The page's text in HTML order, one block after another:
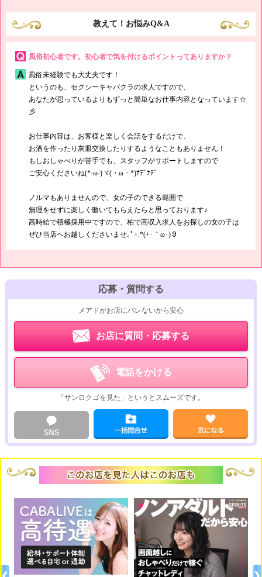
柏は交通の便も良いので、都内へのアクセスもラクチン(｡･ω･。)
また、駅周辺は、夜でも明るいのでにぎやかですよ～☆彡
常に人通りが多く、飲み屋さんや風俗店なんかも多いです！
もちろん、当店もたくさんのお客様にご来店いただいておりますので、
高収入が稼ぎやすいバイトとなっています♪
さっそく体験入店に来ちゃってくださいね(*´ω｀*)
教えて！お悩みQ&A
風俗初心者です。初心者で気を付けるポイントってありますか？
風俗未経験でも大丈夫です！
というのも、セクシーキャバクラの求人ですので、
あなたが思っているよりもずっと簡単なお仕事内容となっています☆
彡
お仕事内容は、お客様と楽しく会話をするだけで、
お酒を作ったり灰皿交換したりするようなこともありません！
もしおしゃべりが苦手でも、スタッフがサポートしますので
ご安心くださいね(*-ω-)ヾ(・ω・*)ﾅﾃﾞﾅﾃﾞ
ノルマもありませんので、女の子のできる範囲で
無理をせずに楽しく働いてもらえたらと思っております♪
高時給で積極採用中ですので、柏で高収入求人をお探しの女の子は
ぜひ当店へお越しくださいませ｡ﾟ+.*(+･｀ω･)９
応募・質問する
メアドがお店にバレないから安心
お店に質問・応募する
電話をかける
「サンロクゴを見た」というとスムーズです。